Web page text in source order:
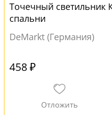
Точечный светильник
спальни
DeMarkt (Германия)
458 ₽